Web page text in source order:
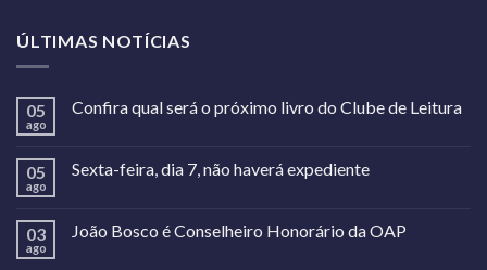
ÚLTIMAS NOTÍCIAS
05
ago
Confira qual será o próximo livro do Clube de Leitura
05
ago
Sexta-feira, dia 7, não haverá expediente
03
ago
João Bosco é Conselheiro Honorário da OAP